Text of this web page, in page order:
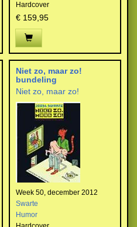
Hardcover
€ 159,95
Niet zo, maar zo!
bundeling
Niet zo, maar zo!
Week 50, december 2012
Swarte
Humor